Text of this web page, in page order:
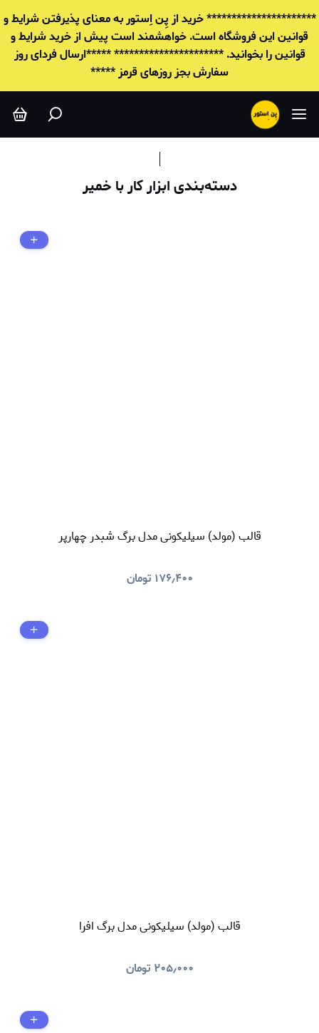
********************** خرید از پِن اِستور به معنای پذیرفتن شرایط و
قوانين این فروشگاه است. خواهشمند است پیش از خرید شرایط و
قوانين را بخوانید. ********************** *****ارسال فردای روز
سفارش بجز روزهای قرمز *****
دسته‌بندی ابزار کار با خمیر
قالب (مولد) سیلیکونی مدل برگ شبدر چهارپر
۱۷۶٫۴۰۰ تومان
قالب (مولد) سیلیکونی مدل برگ افرا
۲۰۵٫۰۰۰ تومان